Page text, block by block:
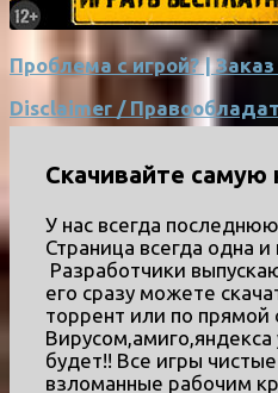
Проблема с игрой? | Заказ
Disclaimer /
Скачивайте самую
У нас всегда
Страница всегда одна и
Разработчики
его сразу можете
торрент или по прямой
Вирусом,амиго,яндекса
будет!! Все игры
взломанные рабочим